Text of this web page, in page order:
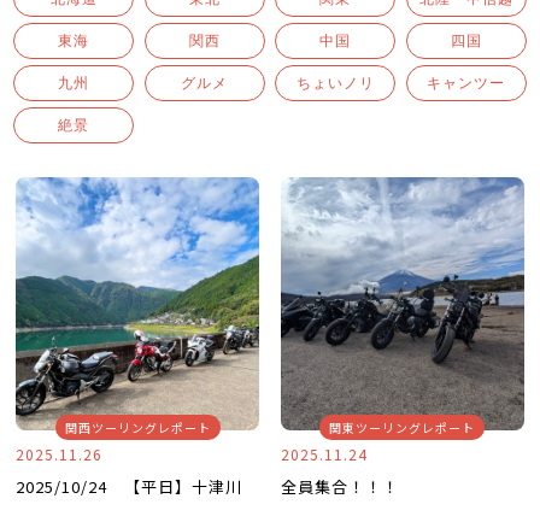
東海 関西 中国 四国
九州 グルメ ちょいノリ キャンツー
絶景
関西ツーリングレポート
2025.11.26
2025/10/24 【平日】十津川
関東ツーリングレポート
2025.11.24
全員集合！！！